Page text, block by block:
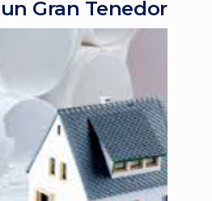
Gran Tenedor